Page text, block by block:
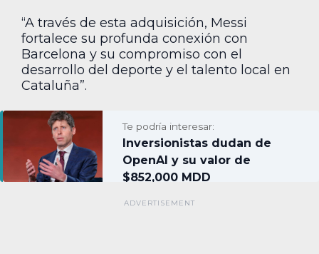
“A través de esta adquisición, Messi
fortalece su profunda conexión con
Barcelona y su compromiso con el
desarrollo del deporte y el talento local en
Cataluña”.
Te podría interesar:
Inversionistas dudan de
OpenAI y su valor de
$852,000 MDD